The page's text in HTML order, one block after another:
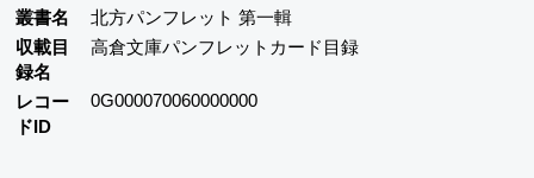
叢書名
北方パンフレット 第一輯
収載目
録名
高倉文庫パンフレットカード目録
レコー
ドID
0G000070060000000